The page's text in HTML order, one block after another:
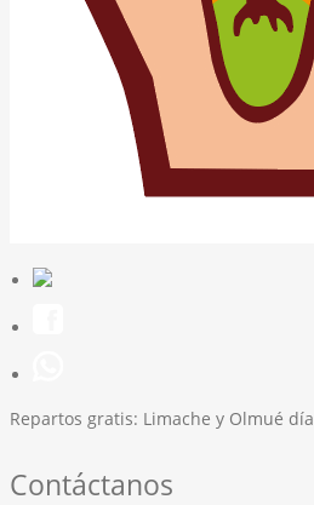
Repartos gratis: Limache y Olmué
Contáctanos